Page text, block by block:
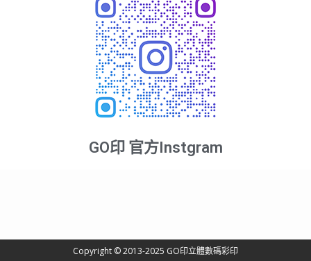
GO印 官方Instgram
Copyright © 2013-2025 GO印立體數碼彩印